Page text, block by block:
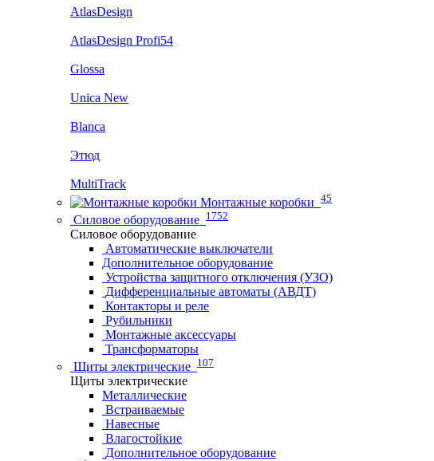
AtlasDesign
AtlasDesign Profi54
Glossa
Unica New
Blanca
Этюд
MultiTrack
Монтажные коробки 45
Силовое оборудование 1752
Силовое оборудование
Автоматические выключатели
Дополнительное оборудование
Устройства защитного отключения (УЗО)
Дифференциальные автоматы (АВДТ)
Контакторы и реле
Рубильники
Монтажные аксессуары
Трансформаторы
Щиты электрические 107
Щиты электрические
Металлические
Встраиваемые
Навесные
Влагостойкие
Дополнительное оборудование